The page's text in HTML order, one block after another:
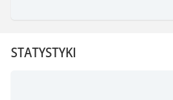
STATYSTYKI